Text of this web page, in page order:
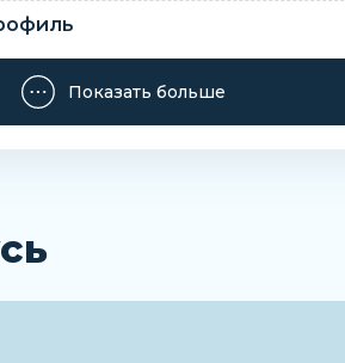
(бод)
Показать больше